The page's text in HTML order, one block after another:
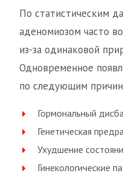
По статистическим
аденомиозом часто
из-за одинаковой
Одновременное
по следующим
Гормональный
Генетическая
Ухудшение
Гинекологические